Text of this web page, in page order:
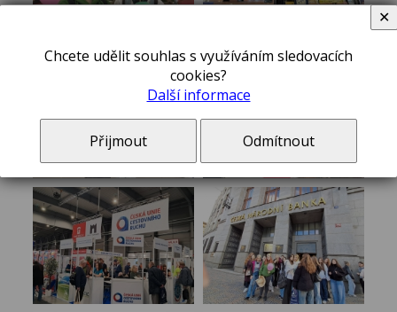
Chcete udělit souhlas s využíváním sledovacích
cookies?
Další informace
Přijmout Odmítnout
✕